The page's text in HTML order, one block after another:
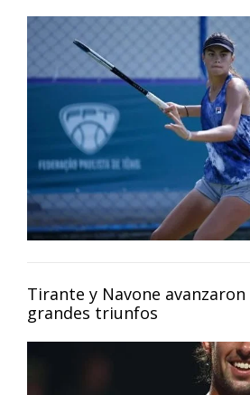
Tirante y Navone
grandes triunfos